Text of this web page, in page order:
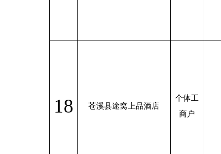
18 苍溪县途窝上品酒店
个体工
商户